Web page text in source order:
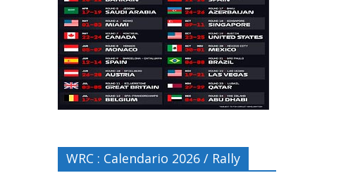
WRC : Calendario 2026 / Rally